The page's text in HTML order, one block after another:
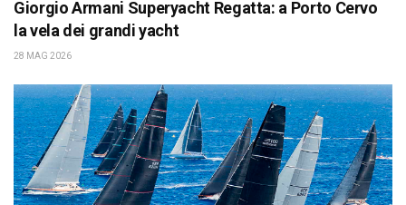
Giorgio Armani Superyacht Regatta: a Porto Cervo
la vela dei grandi yacht
28 MAG 2026